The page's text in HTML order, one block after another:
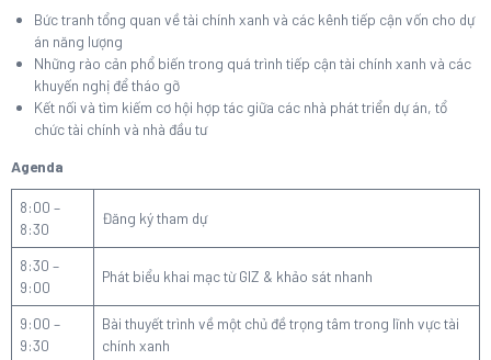
Bức tranh tổng quan về tài chính xanh và các kênh tiếp cận vốn cho dự
án năng lượng
Những rào cản phổ biến trong quá trình tiếp cận tài chính xanh và các
khuyến nghị để tháo gỡ
Kết nối và tìm kiếm cơ hội hợp tác giữa các nhà phát triển dự án, tổ
chức tài chính và nhà đầu tư
Agenda
8:00 –
8:30
Đăng ký tham dự
8:30 –
9:00
Phát biểu khai mạc từ GIZ & khảo sát nhanh
9:00 –
9:30
Bài thuyết trình về một chủ đề trọng tâm trong lĩnh vực tài
chính xanh